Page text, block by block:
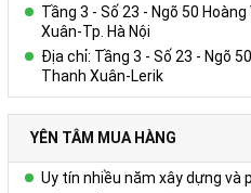
Tầng 3 - Số 23 - Ngõ 50
Xuân-Tp. Hà Nội
Địa chỉ: Tầng 3 - Số 23 - Ngõ
Thanh Xuân-Lerik
YÊN TÂM MUA HÀNG
Uy tín nhiều năm xây dựng và